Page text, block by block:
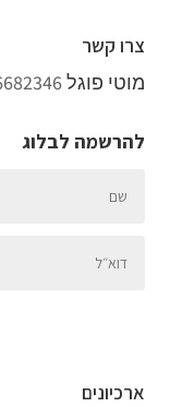
צרו קשר
מוטי פוגל
להרשמה לבלוג
ארכיונים